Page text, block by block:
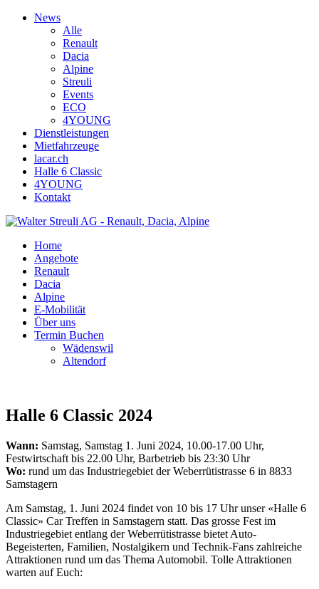
News
Alle
Renault
Dacia
Alpine
Streuli
Events
ECO
4YOUNG
Dienstleistungen
Mietfahrzeuge
lacar.ch
Halle 6 Classic
4YOUNG
Kontakt
Home
Angebote
Renault
Dacia
Alpine
E-Mobilität
Über uns
Termin Buchen
Wädenswil
Altendorf
Halle 6 Classic 2024
Wann: Samstag, Samstag 1. Juni 2024, 10.00-17.00 Uhr,
Festwirtschaft bis 22.00 Uhr, Barbetrieb bis 23:30 Uhr
Wo: rund um das Industriegebiet der Weberrütistrasse 6 in 8833
Samstagern
Am Samstag, 1. Juni 2024 findet von 10 bis 17 Uhr unser «Halle 6
Classic» Car Treffen in Samstagern statt. Das grosse Fest im
Industriegebiet entlang der Weberrütistrasse bietet Auto-
Begeisterten, Familien, Nostalgikern und Technik-Fans zahlreiche
Attraktionen rund um das Thema Automobil. Tolle Attraktionen
warten auf Euch: